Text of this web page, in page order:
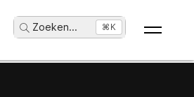
Zoeken... ⌘K